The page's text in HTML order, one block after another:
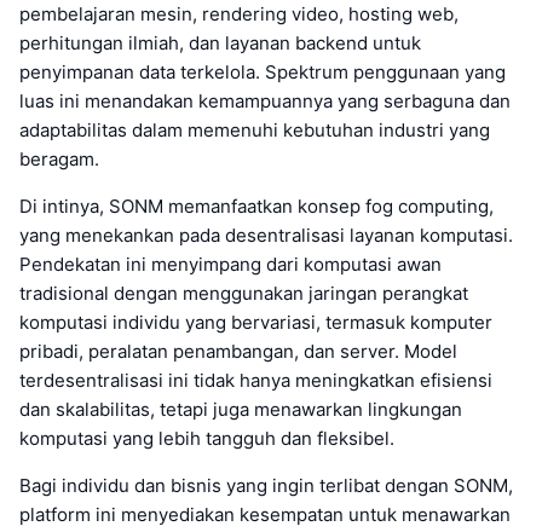
pembelajaran mesin, rendering video, hosting web,
perhitungan ilmiah, dan layanan backend untuk
penyimpanan data terkelola. Spektrum penggunaan yang
luas ini menandakan kemampuannya yang serbaguna dan
adaptabilitas dalam memenuhi kebutuhan industri yang
beragam.
Di intinya, SONM memanfaatkan konsep fog computing,
yang menekankan pada desentralisasi layanan komputasi.
Pendekatan ini menyimpang dari komputasi awan
tradisional dengan menggunakan jaringan perangkat
komputasi individu yang bervariasi, termasuk komputer
pribadi, peralatan penambangan, dan server. Model
terdesentralisasi ini tidak hanya meningkatkan efisiensi
dan skalabilitas, tetapi juga menawarkan lingkungan
komputasi yang lebih tangguh dan fleksibel.
Bagi individu dan bisnis yang ingin terlibat dengan SONM,
platform ini menyediakan kesempatan untuk menawarkan